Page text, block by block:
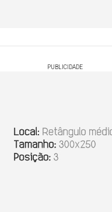
PUBLICIDADE